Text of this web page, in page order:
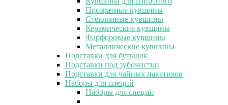
Прозрачные кувшины
Стеклянные кувшины
Керамические кувшины
Фарфоровые кувшины
Металлические кувшины
Подставки для бутылок
Подставки под зубочистки
Подставки для чайных пакетиков
Наборы для специй
Наборы для специй